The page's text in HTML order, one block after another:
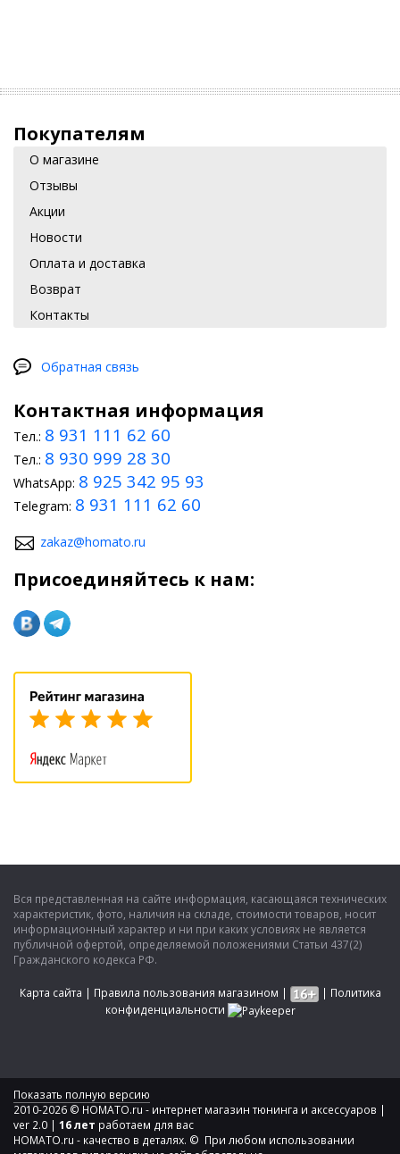
Покупателям
О магазине
Отзывы
Акции
Новости
Оплата и доставка
Возврат
Контакты
Обратная связь
Контактная информация
Тел.: 8 931 111 62 60
Тел.: 8 930 999 28 30
WhatsApp: 8 925 342 95 93
Telegram: 8 931 111 62 60
zakaz@homato.ru
Присоединяйтесь к нам:
Вся представленная на сайте информация, касающаяся технических
характеристик, фото, наличия на складе, стоимости товаров, носит
информационный характер и ни при каких условиях не является
публичной офертой, определяемой положениями Статьи 437(2)
Гражданского кодекса РФ.
Карта сайта | Правила пользования магазином | | Политика
конфиденциальности
Показать полную версию
2010-2026 © HOMATO.ru - интернет магазин тюнинга и аксессуаров |
ver 2.0 | 16 лет работаем для вас
HOMATO.ru - качество в деталях. © При любом использовании